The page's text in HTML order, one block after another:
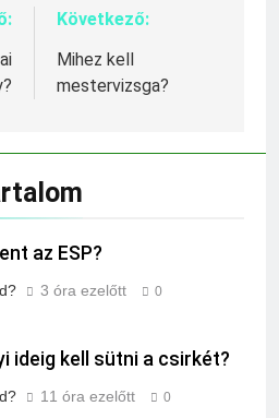
Következő:
Mihez kell
mestervizsga?
az ESP?
3 óra ezelőtt 0
ideig kell sütni a csirkét?
11 óra ezelőtt 0